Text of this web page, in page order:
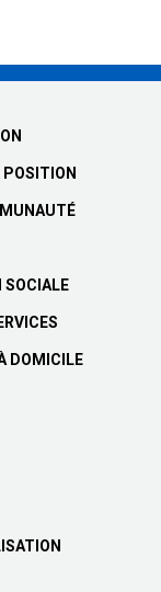
POSITION
SOCIALE
DOMICILE